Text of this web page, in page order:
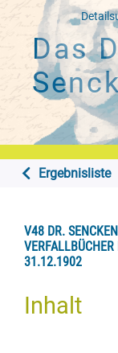
Das
Ergebnisliste
V48 DR.
31.12.1902
Inhalt